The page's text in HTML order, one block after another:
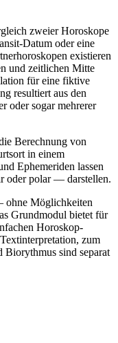
zweier Horoskope
Datum oder eine
existieren
und zeitlichen Mitte
für eine fiktive
resultiert aus den
oder sogar mehrerer
Berechnung von
in einem
Ephemeriden lassen
oder polar — darstellen.
ohne Möglichkeiten
Grundmodul bietet für
Horoskop-
zum
Biorythmus sind separat